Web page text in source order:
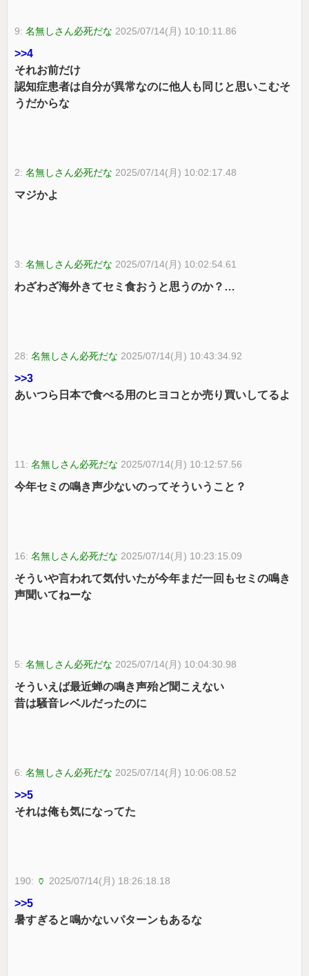
9:名無しさん必死だな 2025/07/14(月) 10:10:11.86
>>4
それお前だけ
認知症患者は自分が異常なのに他人も同じと思いこむそ
うだからな
2:名無しさん必死だな 2025/07/14(月) 10:02:17.48
マジかよ
3:名無しさん必死だな 2025/07/14(月) 10:02:54.61
わざわざ海外きてセミ食おうと思うのか？…
28:名無しさん必死だな 2025/07/14(月) 10:43:34.92
>>3
あいつら日本で食べる用のヒヨコとか売り買いしてるよ
11:名無しさん必死だな 2025/07/14(月) 10:12:57.56
今年セミの鳴き声少ないのってそういうこと？
16:名無しさん必死だな 2025/07/14(月) 10:23:15.09
そういや言われて気付いたが今年まだ一回もセミの鳴き
声聞いてねーな
5:名無しさん必死だな 2025/07/14(月) 10:04:30.98
そういえば最近蝉の鳴き声殆ど聞こえない
昔は騒音レベルだったのに
6:名無しさん必死だな 2025/07/14(月) 10:06:08.52
>>5
それは俺も気になってた
190: 🏺 2025/07/14(月) 18:26:18.18
>>5
暑すぎると鳴かないパターンもあるな